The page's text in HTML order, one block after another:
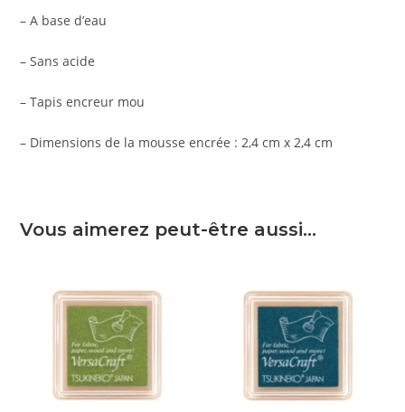
– A base d’eau
– Sans acide
– Tapis encreur mou
– Dimensions de la mousse encrée : 2,4 cm x 2,4 cm
Vous aimerez peut-être aussi…